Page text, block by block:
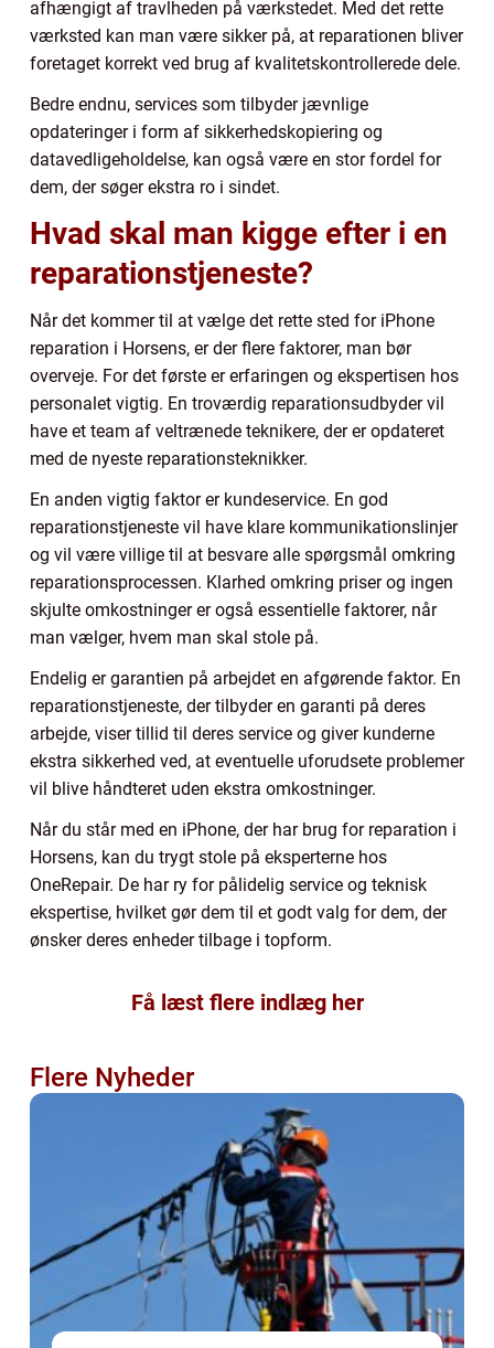
afhængigt af travlheden på værkstedet. Med det rette
værksted kan man være sikker på, at reparationen bliver
foretaget korrekt ved brug af kvalitetskontrollerede dele.
Bedre endnu, services som tilbyder jævnlige
opdateringer i form af sikkerhedskopiering og
datavedligeholdelse, kan også være en stor fordel for
dem, der søger ekstra ro i sindet.
Hvad skal man kigge efter i en
reparationstjeneste?
Når det kommer til at vælge det rette sted for iPhone
reparation i Horsens, er der flere faktorer, man bør
overveje. For det første er erfaringen og ekspertisen hos
personalet vigtig. En troværdig reparationsudbyder vil
have et team af veltrænede teknikere, der er opdateret
med de nyeste reparationsteknikker.
En anden vigtig faktor er kundeservice. En god
reparationstjeneste vil have klare kommunikationslinjer
og vil være villige til at besvare alle spørgsmål omkring
reparationsprocessen. Klarhed omkring priser og ingen
skjulte omkostninger er også essentielle faktorer, når
man vælger, hvem man skal stole på.
Endelig er garantien på arbejdet en afgørende faktor. En
reparationstjeneste, der tilbyder en garanti på deres
arbejde, viser tillid til deres service og giver kunderne
ekstra sikkerhed ved, at eventuelle uforudsete problemer
vil blive håndteret uden ekstra omkostninger.
Når du står med en iPhone, der har brug for reparation i
Horsens, kan du trygt stole på eksperterne hos
OneRepair. De har ry for pålidelig service og teknisk
ekspertise, hvilket gør dem til et godt valg for dem, der
ønsker deres enheder tilbage i topform.
Få læst flere indlæg her
Flere Nyheder